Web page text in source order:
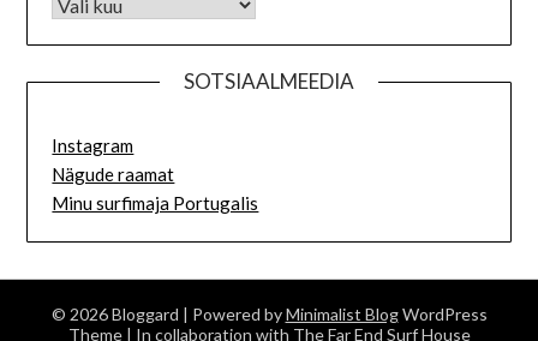
SOTSIAALMEEDIA
Instagram
Nägude raamat
Minu surfimaja Portugalis
© 2026 Bloggard | Powered byMinimalist BlogWordPress
Theme | In collaboration with The Far End Surf House